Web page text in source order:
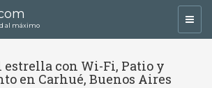
al máximo
estrella con Wi-Fi, Patio y
en Carhué, Buenos Aires